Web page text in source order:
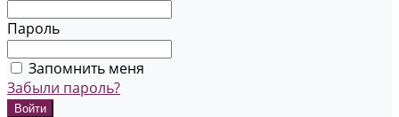
Пароль
Запомнить меня
Забыли пароль?